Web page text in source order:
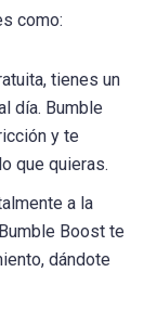
como:
tienes un
día. Bumble
y te
que quieras.
a la
Boost te
dándote